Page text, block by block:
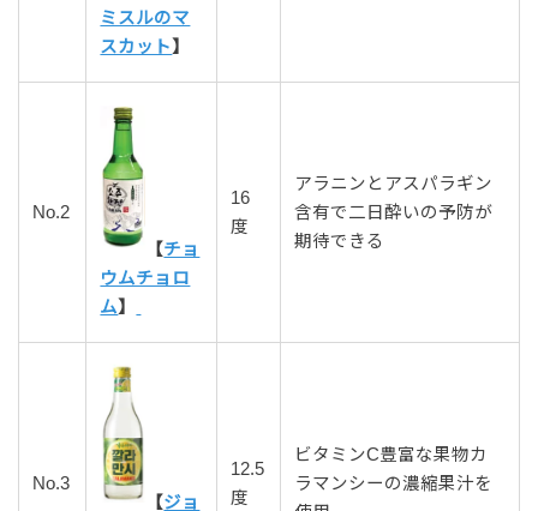
ミスルのマ
スカット】
No.2
【チョ
ウムチョロ
ム】
16
度
アラニンとアスパラギン
含有で二日酔いの予防が
期待できる
No.3
【ジョ
12.5
度
ビタミンC豊富な果物カ
ラマンシーの濃縮果汁を